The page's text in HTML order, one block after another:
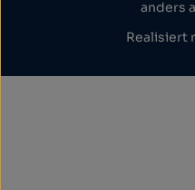
anders
Realisiert